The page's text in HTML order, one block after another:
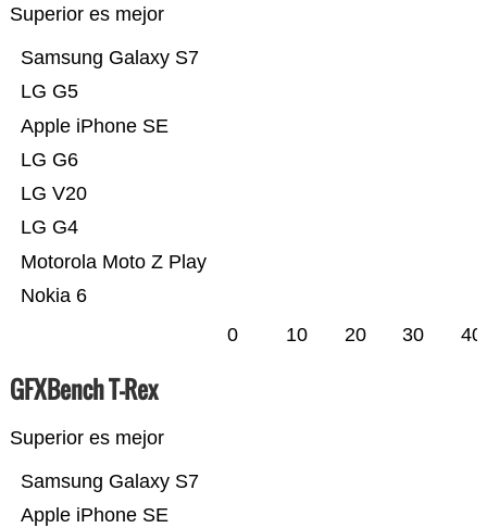
Superior es mejor
Nokia 6
Motorola Moto Z Play
LG G4
LG V20
LG G6
Apple iPhone SE
LG G5
Samsung Galaxy S7
0 10 20 30 40
GFXBench T-Rex
Superior es mejor
Apple iPhone SE
Samsung Galaxy S7